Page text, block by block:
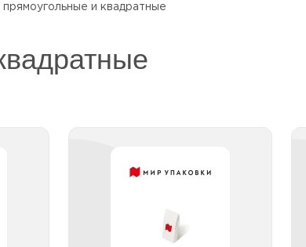
и квадратные
и
и
мл
прямоугольные и
Банки ПП прямоугольные и
квадратные 301-500 мл